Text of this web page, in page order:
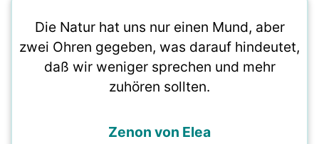
Die Natur hat uns nur einen Mund, aber
zwei Ohren gegeben, was darauf hindeutet,
daß wir weniger sprechen und mehr
zuhören sollten.
Zenon von Elea